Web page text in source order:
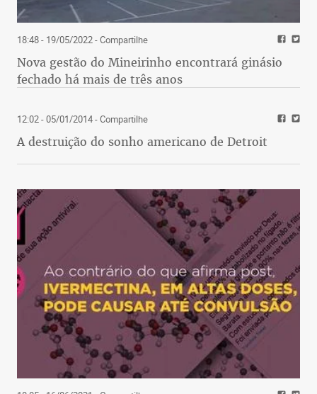
18:48 - 19/05/2022- Compartilhe
Nova gestão do Mineirinho encontrará ginásio
fechado há mais de três anos
12:02 - 05/01/2014- Compartilhe
A destruição do sonho americano de Detroit